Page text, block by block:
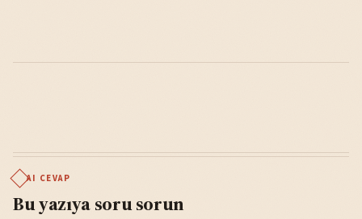
AI CEVAP
Bu yazıya soru sorun